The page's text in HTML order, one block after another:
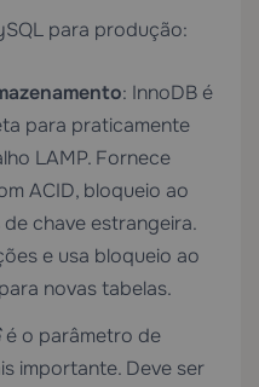
para produção:
: InnoDB é
para praticamente
LAMP. Fornece
ACID, bloqueio ao
chave estrangeira.
e usa bloqueio ao
novas tabelas.
é o parâmetro de
importante. Deve ser